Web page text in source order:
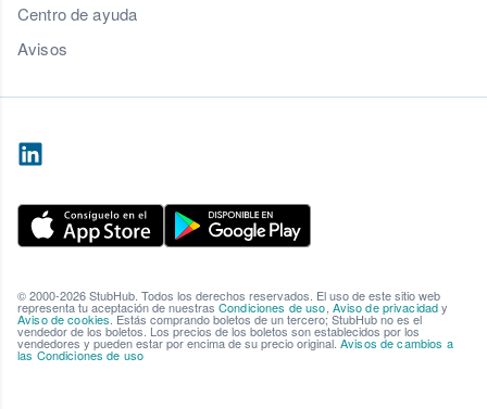
Centro de ayuda
Avisos
© 2000-2026 StubHub. Todos los derechos reservados. El uso de este sitio web
representa tu aceptación de nuestrasCondiciones de uso,Aviso de privacidady
Aviso de cookies. Estás comprando boletos de un tercero; StubHub no es el
vendedor de los boletos. Los precios de los boletos son establecidos por los
vendedores y pueden estar por encima de su precio original.Avisos de cambios a
las Condiciones de uso